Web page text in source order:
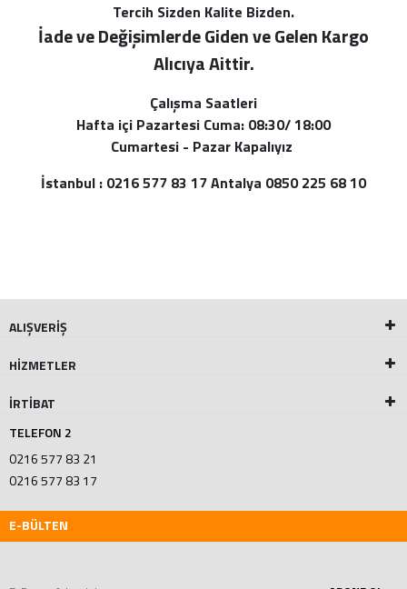
Tercih Sizden Kalite Bizden.
İade ve Değişimlerde Giden ve Gelen Kargo
Alıcıya Aittir.
Çalışma Saatleri
Hafta içi Pazartesi Cuma: 08:30/ 18:00
Cumartesi - Pazar Kapalıyız
İstanbul : 0216 577 83 17 Antalya 0850 225 68 10
ALIŞVERİŞ
HİZMETLER
İRTİBAT
TELEFON 2
0216 577 83 21
0216 577 83 17
E-BÜLTEN